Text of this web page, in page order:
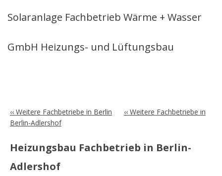
Solaranlage Fachbetrieb Wärme + Wasser
GmbH Heizungs- und Lüftungsbau
‹‹ Weitere Fachbetriebe in Berlin
‹‹ Weitere Fachbetriebe in
Berlin-Adlershof
Heizungsbau Fachbetrieb in Berlin-
Adlershof